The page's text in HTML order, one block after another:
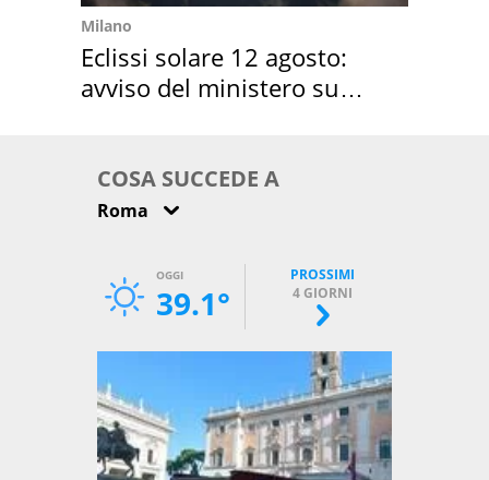
Milano
Eclissi solare 12 agosto:
avviso del ministero su